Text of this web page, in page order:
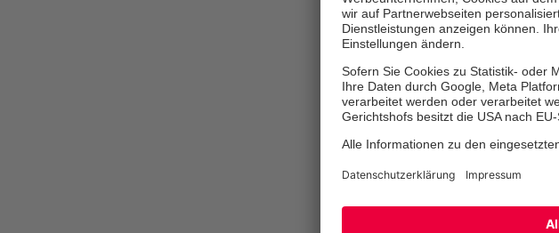
Bundesland
Ihre E-Mail-